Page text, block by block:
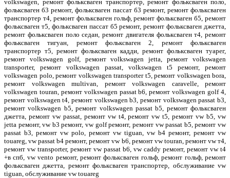
volkswagen, ремонт фольксваген транспортер, ремонт фольксваген поло,
фольксваген б3 ремонт, фольксваген пассат б3 ремонт, ремонт фольксваген
транспортер т4, ремонт фольксваген гольф, ремонт фольксваген б5, ремонт
фольксваген т5, фольксваген пассат б5 ремонт, ремонт фольксваген джетта,
ремонт фольксваген поло седан, ремонт двигателя фольксваген т4, ремонт
фольксваген тигуан, ремонт фольксваген 2, ремонт фольксваген
транспортер т5, ремонт фольксваген кадди, ремонт фольксваген туарег,
ремонт volkswagen golf, ремонт volkswagen jetta, ремонт volkswagen
transporter, ремонт volkswagen passat, volkswagen t5 ремонт, ремонт
volkswagen polo, ремонт volkswagen transporter t5, ремонт volkswagen bora,
ремонт volkswagen multivan, ремонт volkswagen caravelle, ремонт
volkswagen touran, ремонт volkswagen passat b6, ремонт volkswagen golf 4,
ремонт volkswagen t4, ремонт volkswagen b3, ремонт volkswagen passat b3,
ремонт volkswagen b5, ремонт volkswagen passat b5, ремонт фольксваген
джетта, ремонт vw passat, ремонт vw t4, ремонт vw t5, ремонт vw b5, vw
jetta ремонт, vw b3 ремонт, vw golf ремонт, ремонт vw passat b5, ремонт vw
passat b3, ремонт vw polo, ремонт vw tiguan, vw b4 ремонт, ремонт vw
touareg, vw passat b4 ремонт, ремонт vw b6, ремонт vw touran, ремонт vw т4,
ремонт vw transporter, ремонт vw passat b6, vw caddy ремонт, ремонт vw t4
+в спб, vw vento ремонт, ремонт фольксваген гольф, ремонт гольф, ремонт
фольксваген джетта, ремонт фольксваген транспортер, обслуживание vw
tiguan, обслуживание vw touareg